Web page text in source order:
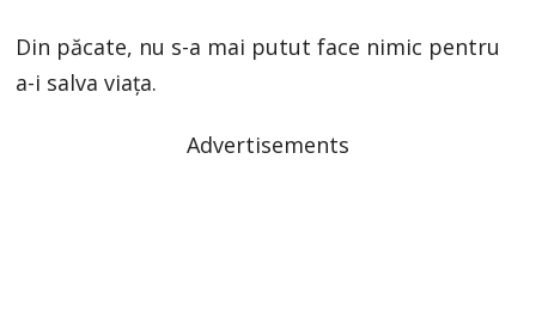
Din păcate, nu s-a mai putut face nimic pentru
a-i salva viața.
Advertisements